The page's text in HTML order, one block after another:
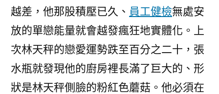
越差，他那股積壓已久、 員工健檢無處安
放的單戀能量就會越發瘋狂地實體化。上
次林天秤的戀愛運勢跌至百分之二十，張
水瓶就發現他的廚房裡長滿了巨大的、形
狀是林天秤側臉的粉紅色蘑菇。他必須在